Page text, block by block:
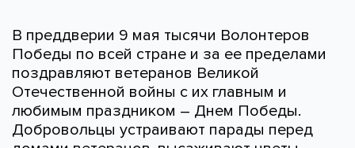
В преддверии 9 мая тысячи Волонтеров
Победы по всей стране и за ее пределами
поздравляют ветеранов Великой
Отечественной войны с их главным и
любимым праздником – Днем Победы.
Добровольцы устраивают парады перед